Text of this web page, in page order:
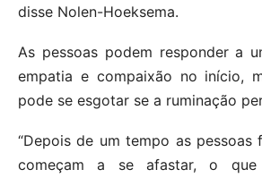
disse Nolen-Hoeksema.
As pessoas podem responder a
empatia e compaixão no início,
pode se esgotar se a ruminação
“Depois de um tempo as pessoas
começam a se afastar, o